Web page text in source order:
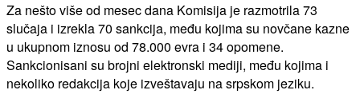
Za nešto više od mesec dana Komisija je razmotrila 73
slučaja i izrekla 70 sankcija, među kojima su novčane kazne
u ukupnom iznosu od 78.000 evra i 34 opomene.
Sankcionisani su brojni elektronski mediji, među kojima i
nekoliko redakcija koje izveštavaju na srpskom jeziku.